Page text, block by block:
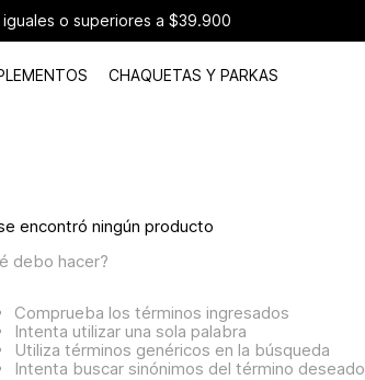
iguales o superiores a $39.900
CHAQUETAS Y PARKAS
encontró ningún producto
debo hacer?
Comprueba los términos ingresados
Intenta utilizar una sola palabra
Utiliza términos genéricos en la búsqueda
Intenta buscar sinónimos del término deseado